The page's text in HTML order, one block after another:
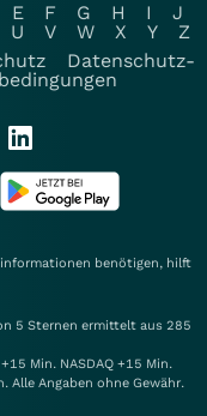
E F G H I
J
U V W X Y
Z
Datenschutz-
benötigen, hilft
5 Sternen ermittelt aus 285
Min. NASDAQ +15 Min.
Alle Angaben ohne Gewähr.